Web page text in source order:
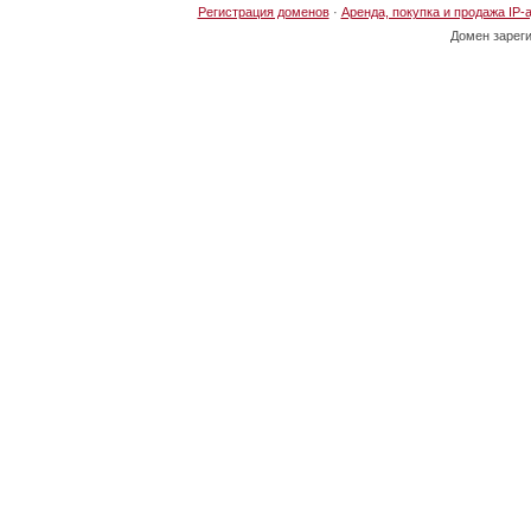
Регистрация доменов· Аренда, покупка и продажа IP-
Домен